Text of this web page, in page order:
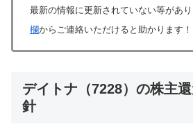
最新の情報に更新されていない等があり
欄からご連絡いただけると助かります！
デイトナ（7228）の株主
針